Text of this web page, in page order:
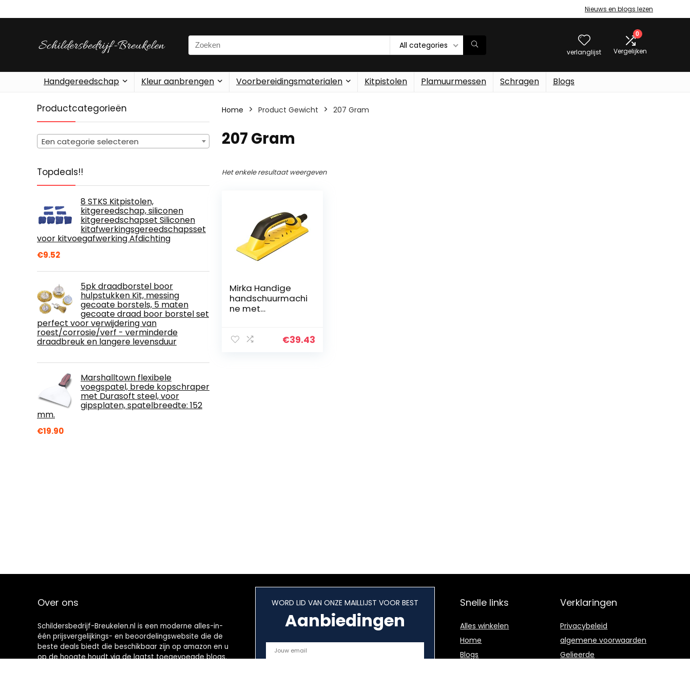
Nieuws en blogs lezen
Search
for:
All categories
verlanglijst
0
Vergelijken
Handgereedschap Kleur aanbrengen Voorbereidingsmaterialen Kitpistolen Plamuurmessen Schragen Blogs
Productcategorieën
Een categorie selecteren
Topdeals!!
8 STKS Kitpistolen,
kitgereedschap, siliconen
kitgereedschapset Siliconen
kitafwerkingsgereedschapsset
voor kitvoegafwerking Afdichting
€9.52
5pk draadborstel boor
hulpstukken Kit, messing
gecoate borstels, 5 maten
gecoate draad boor borstel set
perfect voor verwijdering van
roest/corrosie/verf - verminderde
draadbreuk en langere levensduur
Marshalltown flexibele
voegspatel, brede kopschraper
met Durasoft steel, voor
gipsplaten, spatelbreedte: 152
mm.
€19.90
Home Product Gewicht ‎207 Gram
‎207 Gram
Het enkele resultaat weergeven
Mirka Handige
handschuurmachi
ne met
80x230mm
€39.43
Over ons
Schildersbedrijf-Breukelen.nl is een moderne alles-in-
één prijsvergelijkings- en beoordelingswebsite die de
beste deals biedt die beschikbaar zijn op amazon en u
op de hoogte houdt via de laatst toegevoegde blogs.
WORD LID VAN ONZE MAILLIJST VOOR BEST
Aanbiedingen
Snelle links
Alles winkelen
Home
Blogs
Verklaringen
Privacybeleid
algemene voorwaarden
Gelieerde